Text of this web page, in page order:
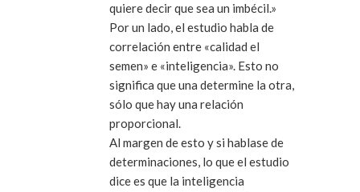
quiere decir que sea un imbécil.»
Por un lado, el estudio habla de
correlación entre «calidad el
semen» e «inteligencia». Esto no
significa que una determine la otra,
sólo que hay una relación
proporcional.
Al margen de esto y si hablase de
determinaciones, lo que el estudio
dice es que la inteligencia